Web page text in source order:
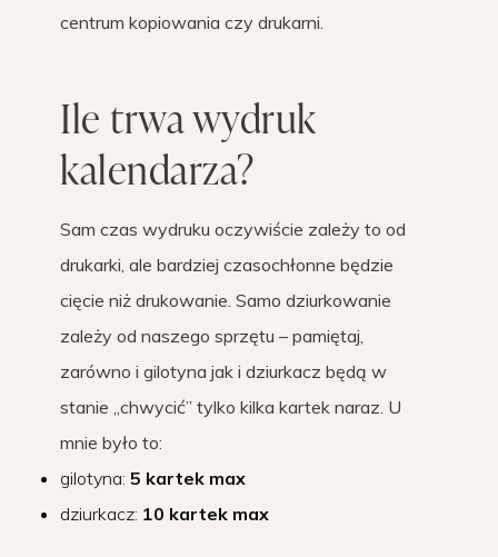
centrum kopiowania czy drukarni.
Ile trwa wydruk
kalendarza?
Sam czas wydruku oczywiście zależy to od
drukarki, ale bardziej czasochłonne będzie
cięcie niż drukowanie. Samo dziurkowanie
zależy od naszego sprzętu – pamiętaj,
zarówno i gilotyna jak i dziurkacz będą w
stanie „chwycić” tylko kilka kartek naraz. U
mnie było to:
gilotyna: 5 kartek max
dziurkacz: 10 kartek max